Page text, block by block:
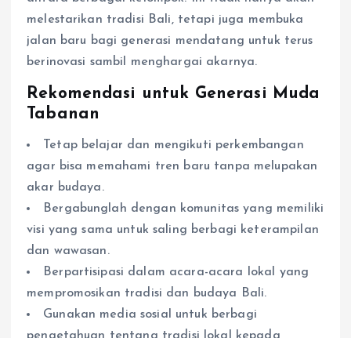
melestarikan tradisi Bali, tetapi juga membuka
jalan baru bagi generasi mendatang untuk terus
berinovasi sambil menghargai akarnya.
Rekomendasi untuk Generasi Muda
Tabanan
Tetap belajar dan mengikuti perkembangan
agar bisa memahami tren baru tanpa melupakan
akar budaya.
Bergabunglah dengan komunitas yang memiliki
visi yang sama untuk saling berbagi keterampilan
dan wawasan.
Berpartisipasi dalam acara-acara lokal yang
mempromosikan tradisi dan budaya Bali.
Gunakan media sosial untuk berbagi
pengetahuan tentang tradisi lokal kepada